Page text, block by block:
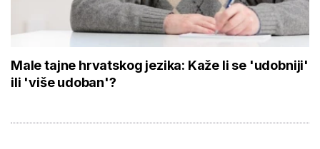
Male tajne hrvatskog jezika: Kaže li se 'udobniji'
ili 'više udoban'?